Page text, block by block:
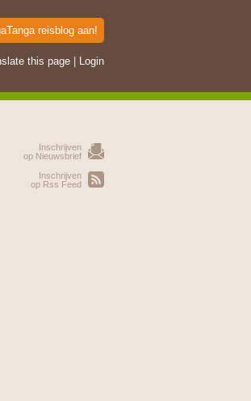
reisblog aan!
this page Login
Inschrijven
op Nieuwsbrief
Inschrijven
op Rss Feed